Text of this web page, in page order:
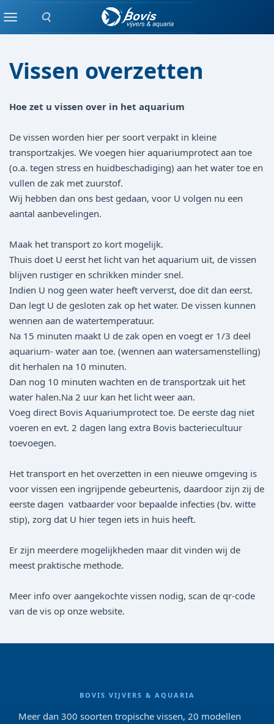
Zoeken
Menu
Vissen overzetten
Hoe zet u vissen over in het aquarium
De vissen worden hier per soort verpakt in kleine
transportzakjes. We voegen hier aquariumprotect aan toe
(o.a. tegen stress en huidbeschadiging) aan het water toe en
vullen de zak met zuurstof.
Wij hebben dan ons best gedaan, voor U volgen nu een
aantal aanbevelingen.
Maak het transport zo kort mogelijk.
Thuis doet U eerst het licht van het aquarium uit, de vissen
blijven rustiger en schrikken minder snel.
Indien U nog geen water heeft ververst, doe dit dan eerst.
Dan legt U de gesloten zak op het water. De vissen kunnen
wennen aan de watertemperatuur.
Na 15 minuten maakt U de zak open en voegt er 1/3 deel
aquarium- water aan toe. (wennen aan watersamenstelling)
dit herhalen na 10 minuten.
Dan nog 10 minuten wachten en de transportzak uit het
water halen.Na 2 uur kan het licht weer aan.
Voeg direct Bovis Aquariumprotect toe. De eerste dag niet
voeren en evt. 2 dagen lang extra Bovis bacteriecultuur
toevoegen.
Het transport en het overzetten in een nieuwe omgeving is
voor vissen een ingrijpende gebeurtenis, daardoor zijn zij de
eerste dagen vatbaarder voor bepaalde infecties (bv. witte
stip), zorg dat U hier tegen iets in huis heeft.
Er zijn meerdere mogelijkheden maar dit vinden wij de
meest praktische methode.
Meer info over aangekochte vissen nodig, scan de qr-code
van de vis op onze website.
BOVIS VIJVERS & AQUARIA
Meer dan 300 soorten tropische vissen, 20 modellen